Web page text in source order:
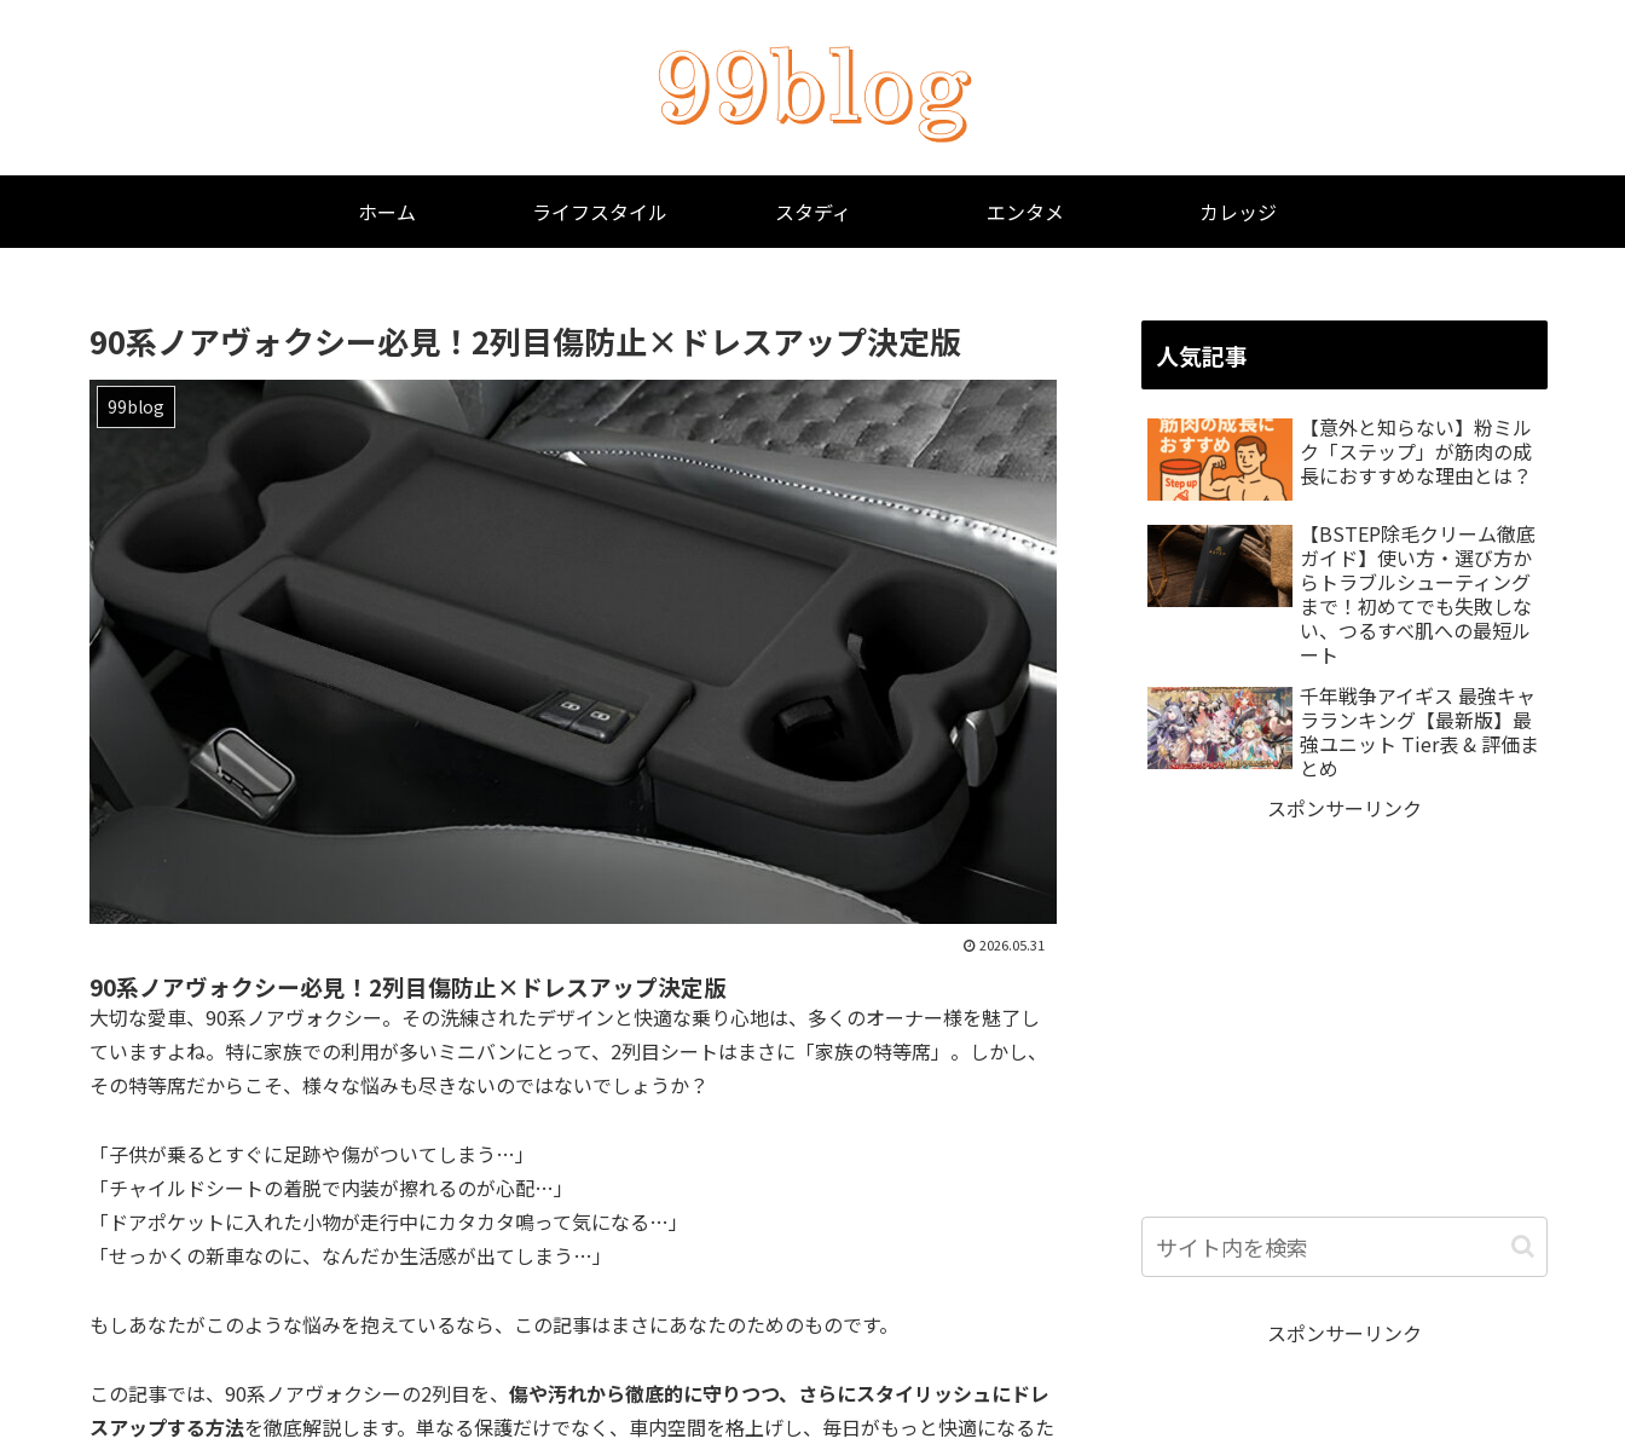
ホーム ライフスタイル スタディ エンタメ カレッジ
90系ノアヴォクシー必見！2列目傷防止×ドレスアップ決定版
99blog
2026.05.31
90系ノアヴォクシー必見！2列目傷防止×ドレスアップ決定版
大切な愛車、90系ノアヴォクシー。その洗練されたデザインと快適な乗り心地は、多くのオーナー様を魅了し
ていますよね。特に家族での利用が多いミニバンにとって、2列目シートはまさに「家族の特等席」。しかし、
その特等席だからこそ、様々な悩みも尽きないのではないでしょうか？
「子供が乗るとすぐに足跡や傷がついてしまう…」
「チャイルドシートの着脱で内装が擦れるのが心配…」
「ドアポケットに入れた小物が走行中にカタカタ鳴って気になる…」
「せっかくの新車なのに、なんだか生活感が出てしまう…」
もしあなたがこのような悩みを抱えているなら、この記事はまさにあなたのためのものです。
この記事では、90系ノアヴォクシーの2列目を、 傷や汚れから徹底的に守りつつ、さらにスタイリッシュにドレ
スアップする方法を徹底解説します。単なる保護だけでなく、車内空間を格上げし、毎日がもっと快適になるた
人気記事
【意外と知らない】粉ミル
ク「ステップ」が筋肉の成
長におすすめな理由とは？
【BSTEP除毛クリーム徹底
ガイド】使い方・選び方か
らトラブルシューティング
まで！初めてでも失敗しな
い、つるすべ肌への最短ル
ート
千年戦争アイギス 最強キャ
ラランキング【最新版】最
強ユニット Tier表 & 評価ま
とめ
スポンサーリンク
スポンサーリンク